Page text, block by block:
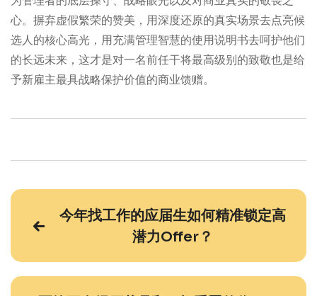
心。摒弃虚假繁荣的赞美，用深度还原的真实场景去点亮候
选人的核心高光，用充满管理智慧的使用说明书去呵护他们
的长远未来，这才是对一名前任干将最高级别的致敬也是给
予新雇主最具战略保护价值的商业馈赠。
今年找工作的应届生如何精准锁定高
潜力Offer？